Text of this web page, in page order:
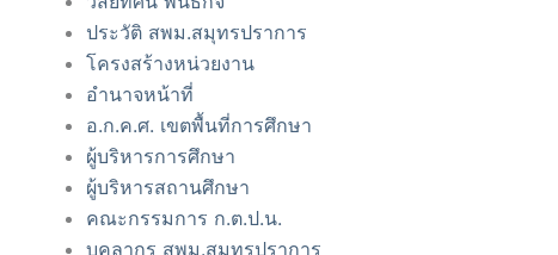
ประวัติ สพม.สมุทรปราการ
โครงสร้างหน่วยงาน
อำนาจหน้าที่
อ.ก.ค.ศ. เขตพื้นที่การศึกษา
ผู้บริหารการศึกษา
ผู้บริหารสถานศึกษา
คณะกรรมการ ก.ต.ป.น.
บุคลากร สพม.สมุทรปราการ